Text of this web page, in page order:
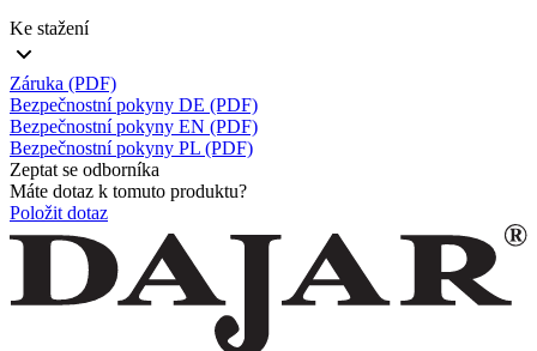
Ke stažení
Záruka (PDF)
Bezpečnostní pokyny DE (PDF)
Bezpečnostní pokyny EN (PDF)
Bezpečnostní pokyny PL (PDF)
Zeptat se odborníka
Máte dotaz k tomuto produktu?
Položit dotaz